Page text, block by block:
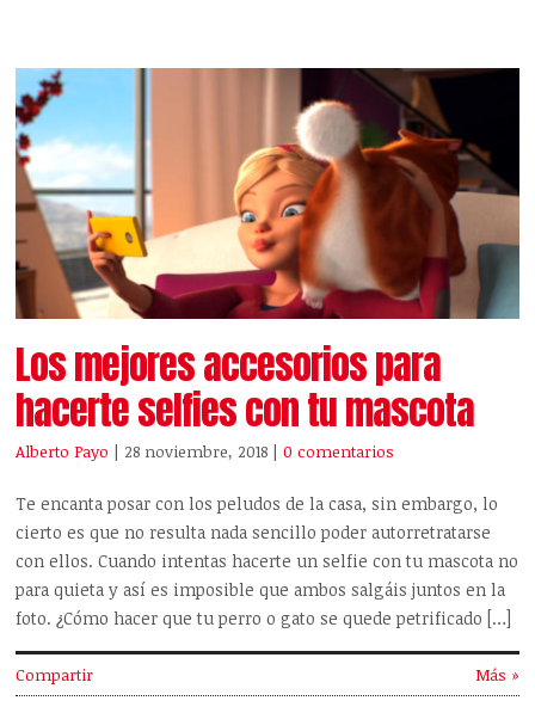
Los mejores accesorios para
hacerte selfies con tu mascota
Alberto Payo | 28 noviembre, 2018 |0 comentarios
Te encanta posar con los peludos de la casa, sin embargo, lo
cierto es que no resulta nada sencillo poder autorretratarse
con ellos. Cuando intentas hacerte un selfie con tu mascota no
para quieta y así es imposible que ambos salgáis juntos en la
foto. ¿Cómo hacer que tu perro o gato se quede petrificado […]
Compartir Más »